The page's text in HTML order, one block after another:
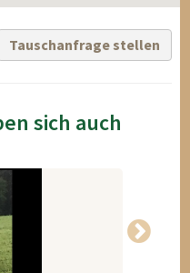
Tauschanfrage stellen
sich auch